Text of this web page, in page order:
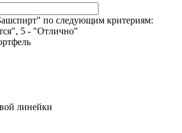
по следующим критериям:
5 - "Отлично"
линейки